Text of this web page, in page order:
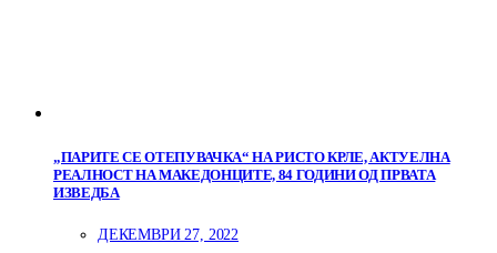
„ПАРИТЕ СЕ ОТЕПУВАЧКА“ НА РИСТО КРЛЕ, АКТУЕЛНА
РЕАЛНОСТ НА МАКЕДОНЦИТЕ, 84 ГОДИНИ ОД ПРВАТА
ИЗВЕДБА
ДЕКЕМВРИ 27, 2022